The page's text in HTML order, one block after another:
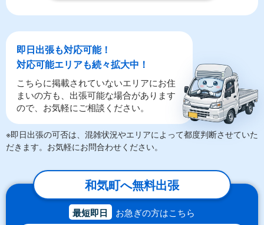
即日出張も対応可能！
対応可能エリアも続々拡大中！
こちらに掲載されていないエリアにお住
まいの方も、出張可能な場合があります
ので、お気軽にご相談ください。
※即日出張の可否は、混雑状況やエリアによって都度判断させていた
だきます。お気軽にお問合わせください。
和気町へ無料出張
最短即日 お急ぎの方はこちら